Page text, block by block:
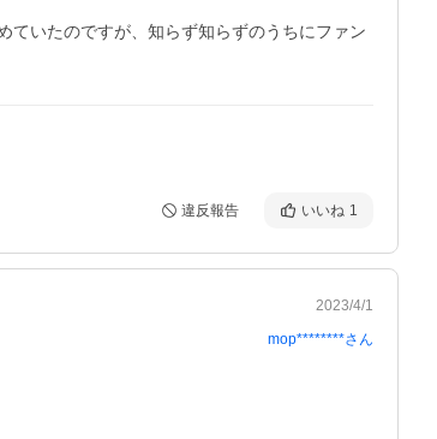
ていたのですが、知らず知らずのうちにファン
違反報告 いいね 1
2023/4/1
mop********さん